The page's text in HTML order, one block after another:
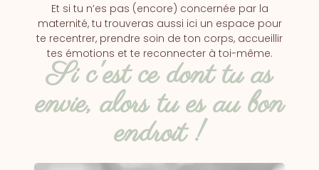
Et si tu n’es pas (encore) concernée par la
maternité, tu trouveras aussi ici un espace pour
te recentrer, prendre soin de ton corps, accueillir
tes émotions et te reconnecter à toi-même.
Si c'est ce dont tu as
envie, alors tu es au bon
endroit !